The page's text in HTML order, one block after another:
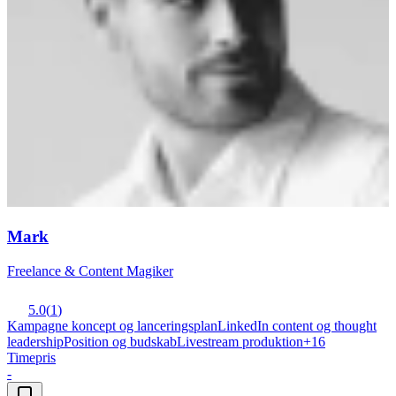
Mark
Freelance & Content Magiker
5.0(1)
Kampagne koncept og lanceringsplanLinkedIn content og thought
leadershipPosition og budskabLivestream produktion+16
Timepris
-